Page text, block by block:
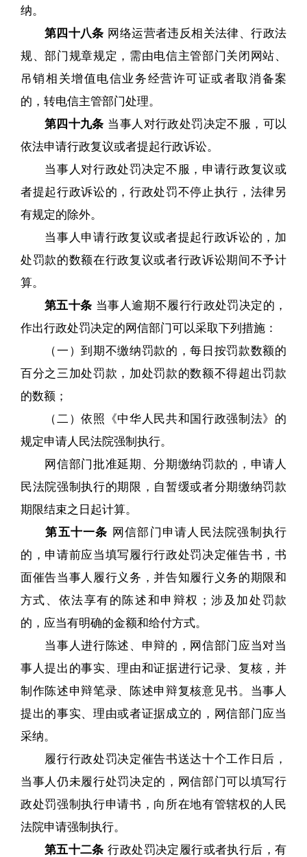
纳。
第四十八条 网络运营者违反相关法律、行政法
规、部门规章规定，需由电信主管部门关闭网站、
吊销相关增值电信业务经营许可证或者取消备案
的，转电信主管部门处理。
第四十九条 当事人对行政处罚决定不服，可以
依法申请行政复议或者提起行政诉讼。
当事人对行政处罚决定不服，申请行政复议或
者提起行政诉讼的，行政处罚不停止执行，法律另
有规定的除外。
当事人申请行政复议或者提起行政诉讼的，加
处罚款的数额在行政复议或者行政诉讼期间不予计
算。
第五十条 当事人逾期不履行行政处罚决定的，
作出行政处罚决定的网信部门可以采取下列措施：
（一）到期不缴纳罚款的，每日按罚款数额的
百分之三加处罚款，加处罚款的数额不得超出罚款
的数额；
（二）依照《中华人民共和国行政强制法》的
规定申请人民法院强制执行。
网信部门批准延期、分期缴纳罚款的，申请人
民法院强制执行的期限，自暂缓或者分期缴纳罚款
期限结束之日起计算。
第五十一条 网信部门申请人民法院强制执行
的，申请前应当填写履行行政处罚决定催告书，书
面催告当事人履行义务，并告知履行义务的期限和
方式、依法享有的陈述和申辩权；涉及加处罚款
的，应当有明确的金额和给付方式。
当事人进行陈述、申辩的，网信部门应当对当
事人提出的事实、理由和证据进行记录、复核，并
制作陈述申辩笔录、陈述申辩复核意见书。当事人
提出的事实、理由或者证据成立的，网信部门应当
采纳。
履行行政处罚决定催告书送达十个工作日后，
当事人仍未履行处罚决定的，网信部门可以填写行
政处罚强制执行申请书，向所在地有管辖权的人民
法院申请强制执行。
第五十二条 行政处罚决定履行或者执行后，有